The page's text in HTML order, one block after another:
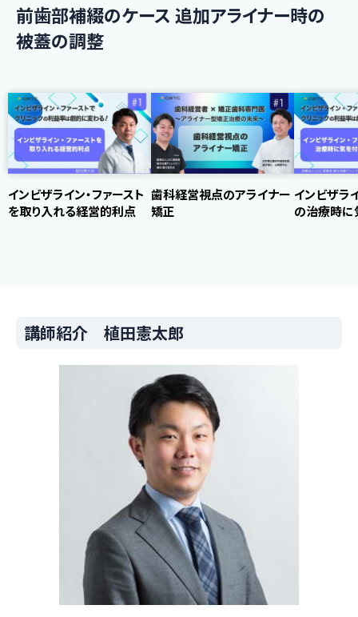
前歯部補綴のケース 追加アライナー時の
被蓋の調整
インビザライン・ファースト
を取り入れる経営的利点
歯科経営視点のアライナー
矯正
インビザラ
の治療時に
講師紹介 植田憲太郎